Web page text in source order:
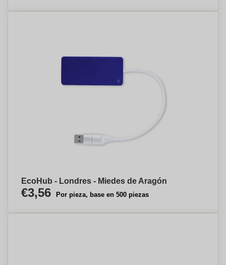
EcoHub - Londres - Miedes de Aragón
€3,56 Por pieza, base en 500 piezas